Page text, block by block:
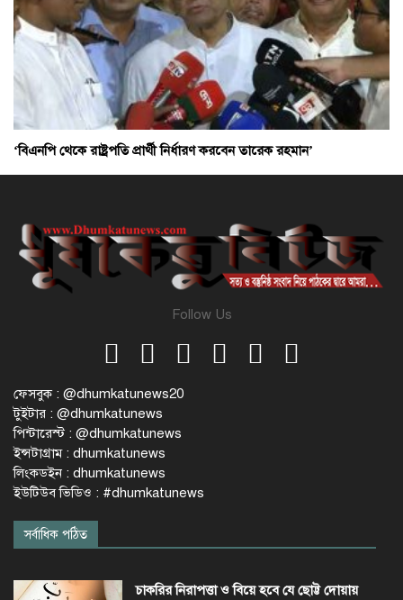
‘বিএনপি থেকে রাষ্ট্রপতি প্রার্থী নির্ধারণ করবেন তারেক রহমান’
Follow Us
ফেসবুক : @dhumkatunews20
টুইটার : @dhumkatunews
পিন্টারেস্ট : @dhumkatunews
ইন্সটাগ্রাম : dhumkatunews
লিংকডইন : dhumkatunews
ইউটিউব ভিডিও : #dhumkatunews
সর্বাধিক পঠিত
চাকরির নিরাপত্তা ও বিয়ে হবে যে ছোট্ট দোয়ায়